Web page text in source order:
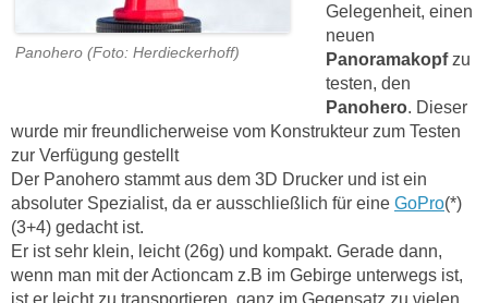
Panohero (Foto: Herdieckerhoff)
Gelegenheit, einen
neuen
Panoramakopfzu
testen, den
Panohero. Dieser
wurde mir freundlicherweise vom Konstrukteur zum Testen
zur Verfügung gestellt
Der Panohero stammt aus dem 3D Drucker und ist ein
absoluter Spezialist, da er ausschließlich für eine GoPro(*)
(3+4) gedacht ist.
Er ist sehr klein, leicht (26g) und kompakt. Gerade dann,
wenn man mit der Actioncam z.B im Gebirge unterwegs ist,
ist er leicht zu transportieren, ganz im Gegensatz zu vielen